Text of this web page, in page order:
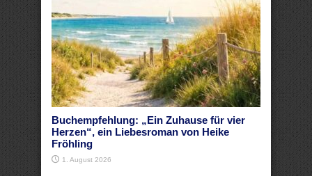
Buchempfehlung: „Ein Zuhause für vier
Herzen“, ein Liebesroman von Heike
Fröhling
1. August 2026